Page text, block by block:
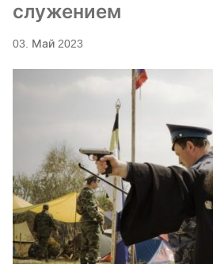
служением
03. Май 2023